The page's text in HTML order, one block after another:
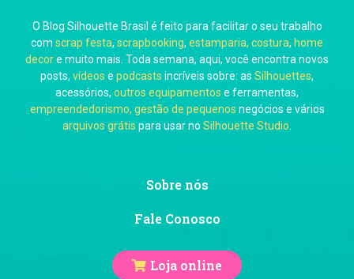
Carol Pessoa
Ju Mirthes
O Blog Silhouette Brasil é feito para facilitar o seu trabalho
com scrap festa, scrapbooking, estamparia, costura, home
decore muito mais. Toda semana, aqui, você encontra novos
posts, vídeos e podcasts incríveis sobre: as Silhouettes,
acessórios, outros equipamentos e ferramentas,
empreendedorismo, gestão de pequenos negócios e vários
arquivos grátis para usar no Silhouette Studio
Sobre nós
Fale Conosco
Loja online